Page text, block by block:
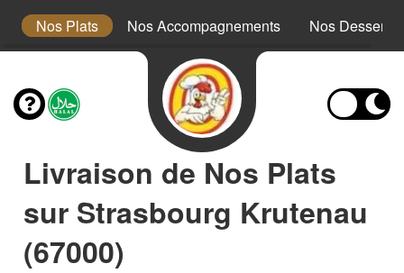
Nos Plats Nos Accompagnements Nos Desserts
Livraison de Nos Plats
sur Strasbourg Krutenau
(67000)